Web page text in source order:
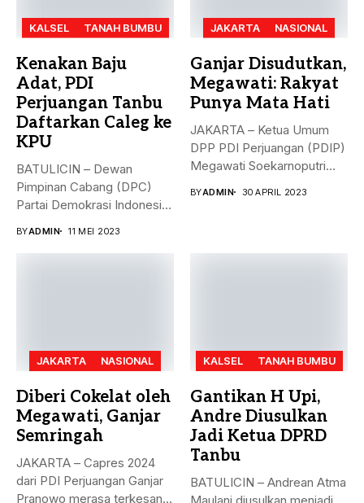
KALSEL TANAH BUMBU
Kenakan Baju
Adat, PDI
Perjuangan Tanbu
Daftarkan Caleg ke
KPU
BATULICIN – Dewan
Pimpinan Cabang (DPC)
Partai Demokrasi Indonesia
BYADMIN 11 MEI 2023
JAKARTA NASIONAL
Ganjar Disudutkan,
Megawati: Rakyat
Punya Mata Hati
JAKARTA – Ketua Umum
DPP PDI Perjuangan (PDIP)
Megawati Soekarnoputri
BYADMIN 30 APRIL 2023
JAKARTA NASIONAL
Diberi Cokelat oleh
Megawati, Ganjar
Semringah
JAKARTA – Capres 2024
dari PDI Perjuangan Ganjar
Pranowo merasa terkesan
KALSEL TANAH BUMBU
Gantikan H Upi,
Andre Diusulkan
Jadi Ketua DPRD
Tanbu
BATULICIN – Andrean Atma